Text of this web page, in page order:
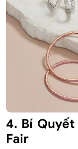
4. Bí Quyết
Fair